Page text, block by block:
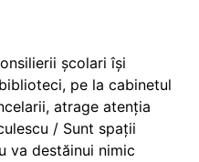
școlari își
pe la cabinetul
atrage atenția
/ Sunt spații
va destăinui nimic